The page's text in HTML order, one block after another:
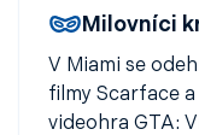
lachtany,
nákupy můžete
butiky slavných
město na břehu
Milovníci
V Miami se
filmy Scarface
videohra GTA: